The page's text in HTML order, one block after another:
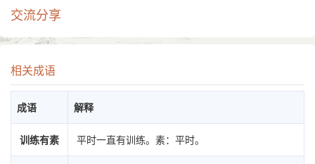
交流分享
相关成语
成语 解释
训练有素 平时一直有训练。素：平时。